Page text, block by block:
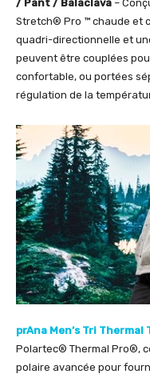
/ Pant / Balaclava –
Stretch® Pro ™ chaude et
quadri-directionnelle et
peuvent être couplées
confortable, ou portées
régulation de la
prAna Men’s Tri
Polartec® Thermal Pro®,
polaire avancée pour